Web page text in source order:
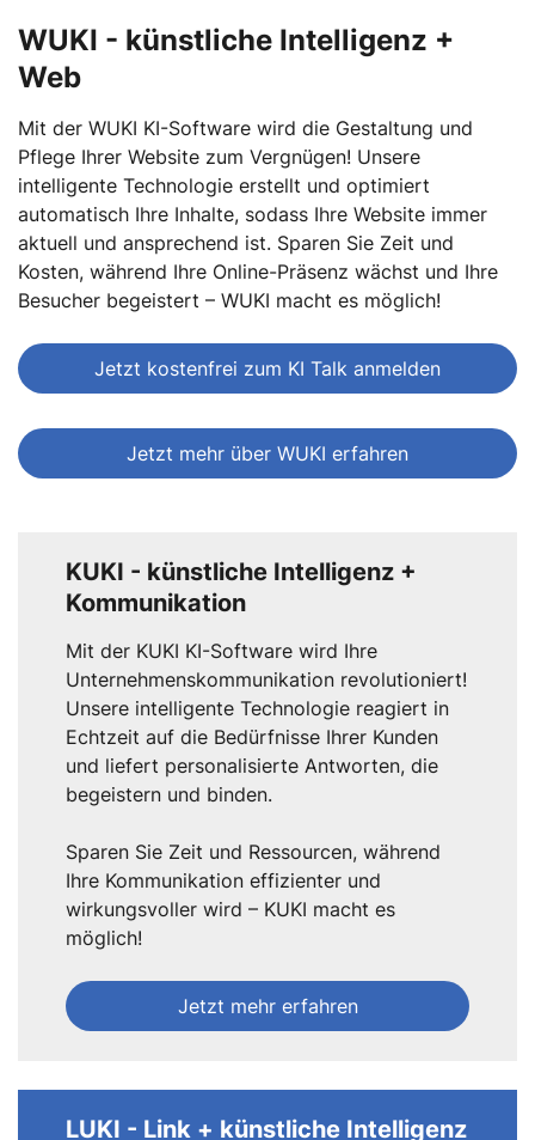
WUKI - künstliche Intelligenz +
Web
Mit der WUKI KI-Software wird die Gestaltung und
Pflege Ihrer Website zum Vergnügen! Unsere
intelligente Technologie erstellt und optimiert
automatisch Ihre Inhalte, sodass Ihre Website immer
aktuell und ansprechend ist. Sparen Sie Zeit und
Kosten, während Ihre Online-Präsenz wächst und Ihre
Besucher begeistert – WUKI macht es möglich!
Jetzt kostenfrei zum KI Talk anmelden
Jetzt mehr über WUKI erfahren
KUKI - künstliche Intelligenz +
Kommunikation
Mit der KUKI KI-Software wird Ihre
Unternehmenskommunikation revolutioniert!
Unsere intelligente Technologie reagiert in
Echtzeit auf die Bedürfnisse Ihrer Kunden
und liefert personalisierte Antworten, die
begeistern und binden.
Sparen Sie Zeit und Ressourcen, während
Ihre Kommunikation effizienter und
wirkungsvoller wird – KUKI macht es
möglich!
Jetzt mehr erfahren
LUKI - Link + künstliche Intelligenz